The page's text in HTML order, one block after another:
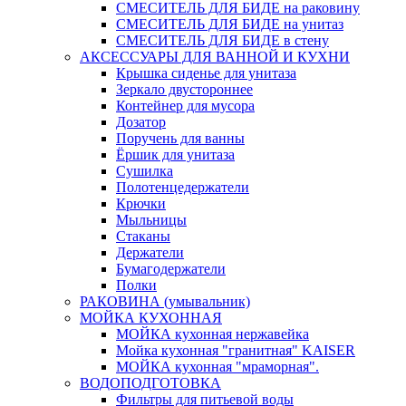
СМЕСИТЕЛЬ ДЛЯ БИДЕ на раковину
СМЕСИТЕЛЬ ДЛЯ БИДЕ на унитаз
СМЕСИТЕЛЬ ДЛЯ БИДЕ в стену
АКСЕССУАРЫ ДЛЯ ВАННОЙ И КУХНИ
Крышка сиденье для унитаза
Зеркало двустороннее
Контейнер для мусора
Дозатор
Поручень для ванны
Ёршик для унитаза
Сушилка
Полотенцедержатели
Крючки
Мыльницы
Стаканы
Держатели
Бумагодержатели
Полки
РАКОВИНА (умывальник)
МОЙКА КУХОННАЯ
МОЙКА кухонная нержавейка
Мойка кухонная "гранитная" KAISER
МОЙКА кухонная "мраморная".
ВОДОПОДГОТОВКА
Фильтры для питьевой воды